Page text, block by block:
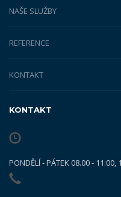
NAŠE SLUŽBY
REFERENCE
KONTAKT
KONTAKT
PONDĚLÍ - PÁTEK 08.00 - 11:00,